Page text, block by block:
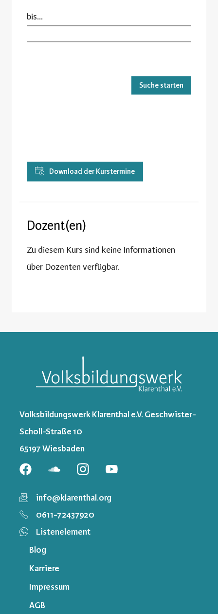
bis...
Suche starten
Download der Kurstermine
Dozent(en)
Zu diesem Kurs sind keine Informationen
über Dozenten verfügbar.
Volksbildungswerk Klarenthal e.V. Geschwister-
Scholl-Straße 10
65197 Wiesbaden
info@klarenthal.org
0611-72437920
Listenelement
Blog
Karriere
Impressum
AGB